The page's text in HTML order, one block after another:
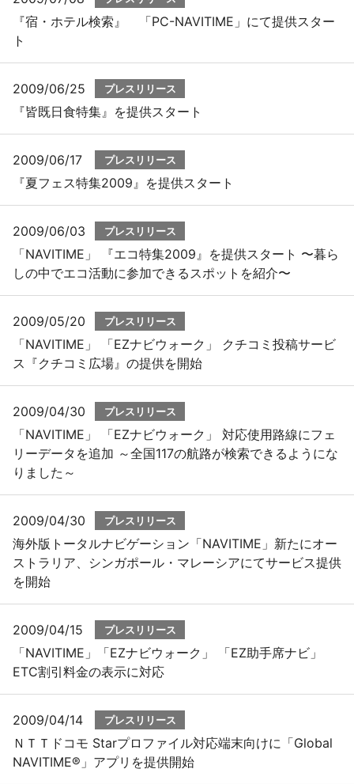
『宿・ホテル検索』 「PC-NAVITIME」にて提供スター
ト
2009/06/25 プレスリリース
『皆既日食特集』を提供スタート
2009/06/17 プレスリリース
『夏フェス特集2009』を提供スタート
2009/06/03 プレスリリース
「NAVITIME」 『エコ特集2009』を提供スタート 〜暮ら
しの中でエコ活動に参加できるスポットを紹介〜
2009/05/20 プレスリリース
「NAVITIME」 「EZナビウォーク」 クチコミ投稿サービ
ス『クチコミ広場』の提供を開始
2009/04/30 プレスリリース
「NAVITIME」 「EZナビウォーク」 対応使用路線にフェ
リーデータを追加 ～全国117の航路が検索できるようにな
りました～
2009/04/30 プレスリリース
海外版トータルナビゲーション「NAVITIME」新たにオー
ストラリア、シンガポール・マレーシアにてサービス提供
を開始
2009/04/15 プレスリリース
「NAVITIME」「EZナビウォーク」 「EZ助手席ナビ」
ETC割引料金の表示に対応
2009/04/14 プレスリリース
ＮＴＴドコモ Starプロファイル対応端末向けに「Global
NAVITIME®」アプリを提供開始